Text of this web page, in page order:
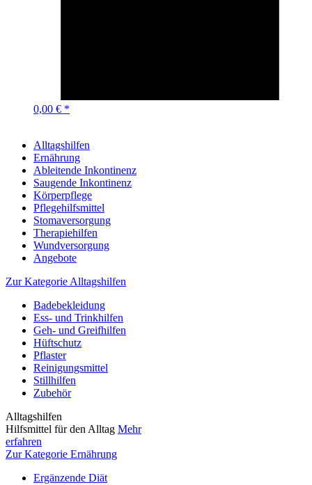
0,00 € *
Alltagshilfen
Ernährung
Ableitende Inkontinenz
Saugende Inkontinenz
Körperpflege
Pflegehilfsmittel
Stomaversorgung
Therapiehilfen
Wundversorgung
Angebote
Zur Kategorie Alltagshilfen
Badebekleidung
Ess- und Trinkhilfen
Geh- und Greifhilfen
Hüftschutz
Pflaster
Reinigungsmittel
Stillhilfen
Zubehör
Alltagshilfen
Hilfsmittel für den Alltag Mehr
erfahren
Zur Kategorie Ernährung
Ergänzende Diät